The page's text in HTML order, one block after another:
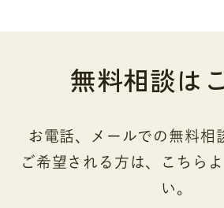
無料相談は
お電話、メールでの無料相
ご希望される方は、こちら
い。